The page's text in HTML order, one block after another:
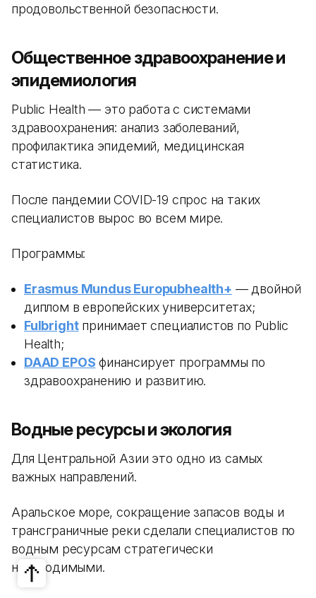
продовольственной безопасности.
Общественное здравоохранение и
эпидемиология
Public Health — это работа с системами
здравоохранения: анализ заболеваний,
профилактика эпидемий, медицинская
статистика.
После пандемии COVID-19 спрос на таких
специалистов вырос во всем мире.
Программы:
Erasmus Mundus Europubhealth+ — двойной
диплом в европейских университетах;
Fulbrightпринимает специалистов по Public
Health;
DAAD EPOS финансирует программы по
здравоохранению и развитию.
Водные ресурсы и экология
Для Центральной Азии это одно из самых
важных направлений.
Аральское море, сокращение запасов воды и
трансграничные реки сделали специалистов по
водным ресурсам стратегически
необходимыми.